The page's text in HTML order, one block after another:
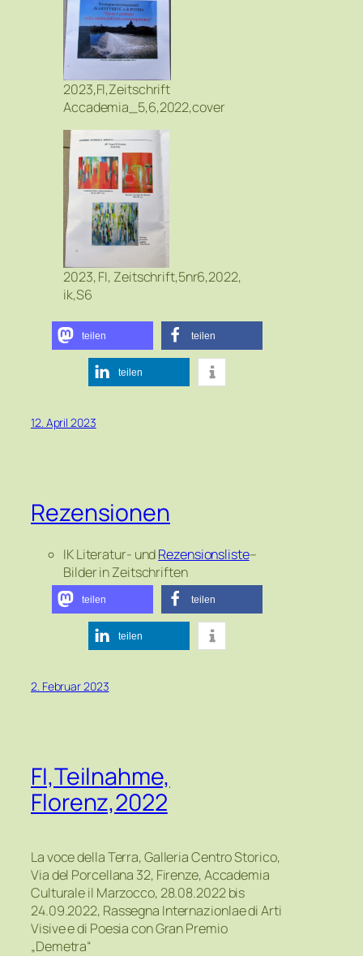
2023,FI,Zeitschrift
Accademia_5,6,2022,cover
2023, FI, Zeitschrift,5nr6,2022,
ik,S6
teilen teilen
teilen
12. April 2023
Rezensionen
IK Literatur- undRezensionsliste–
Bilder in Zeitschriften
teilen teilen
teilen
2. Februar 2023
FI,Teilnahme,
Florenz,2022
La voce della Terra, Galleria Centro Storico,
Via del Porcellana 32, Firenze, Accademia
Culturale il Marzocco, 28.08.2022 bis
24.09.2022, Rassegna Internazionlae di Arti
Visive e di Poesia con Gran Premio
„Demetra“